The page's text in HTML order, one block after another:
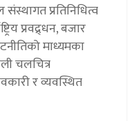
प्रतिनिधित्व
प्रवद्र्धन, बजार
माध्यमका
चलचित्र
र व्यवस्थित